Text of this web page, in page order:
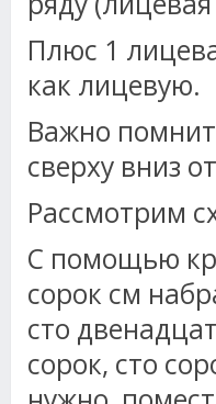
Плюс 1
как лицевую.
Важно
сверху вниз
Рассмотрим
С помощью
сорок см
сто
сорок, сто